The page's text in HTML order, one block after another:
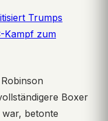
Trumps
Kampf zum
Boxer
betonte